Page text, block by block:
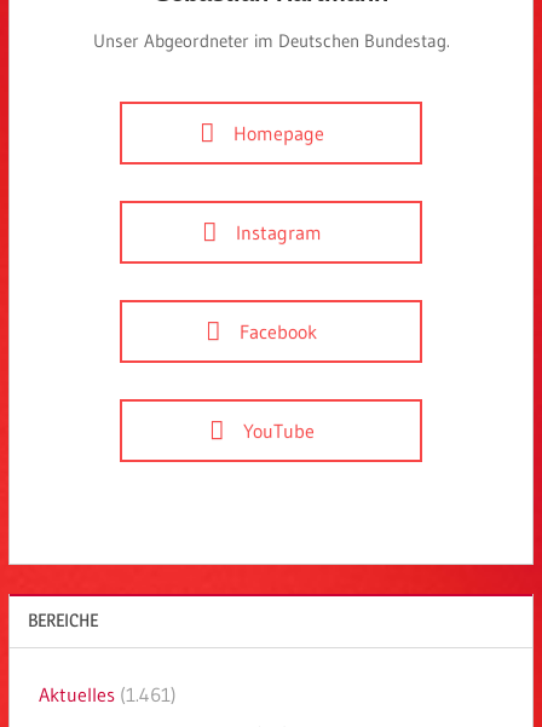
Unser Abgeordneter im Deutschen Bundestag.
Homepage
Instagram
Facebook
YouTube
BEREICHE
Aktuelles(1.461)